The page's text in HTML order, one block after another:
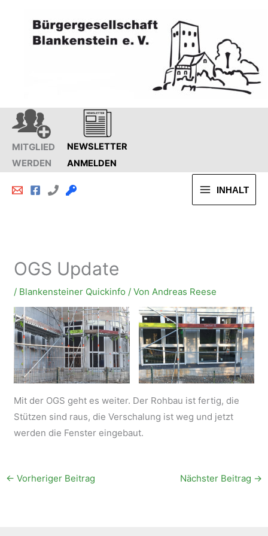
springen
MITGLIED
WERDEN
NEWSLETTER
ANMELDEN
INHALT
OGS Update
/ Blankensteiner Quickinfo / Von Andreas Reese
Mit der OGS geht es weiter. Der Rohbau ist fertig, die
Stützen sind raus, die Verschalung ist weg und jetzt
werden die Fenster eingebaut.
← Vorheriger Beitrag Nächster Beitrag →